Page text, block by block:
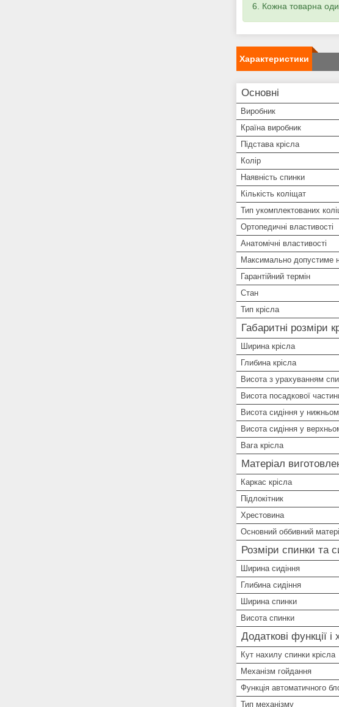
6. Кожна товарна
Характеристики
Основні
Виробник
Країна виробник
Підстава крісла
Колір
Наявність спинки
Кількість коліщат
Тип укомплектованих
Ортопедичні властивості
Анатомічні властивості
Максимально допустиме
Гарантійний термін
Стан
Тип крісла
Габаритні розміри
Ширина крісла
Глибина крісла
Висота з урахуванням
Висота посадкової
Висота сидіння у
Висота сидіння у
Вага крісла
Матеріал
Каркас крісла
Підлокітник
Хрестовина
Основний оббивний
Розміри спинки та
Ширина сидіння
Глибина сидіння
Ширина спинки
Висота спинки
Додаткові функції і
Кут нахилу спинки крісла
Механізм гойдання
Функція автоматичного
Тип механізму